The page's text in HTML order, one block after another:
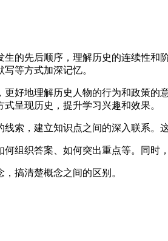
生的先后顺序，理解历史的连续性
等方式加深记忆。
好地理解历史人物的行为和政策
呈现历史，提升学习兴趣和效果。
线索，建立知识点之间的深入联系。
组织答案、如何突出重点等。同时
搞清楚概念之间的区别。